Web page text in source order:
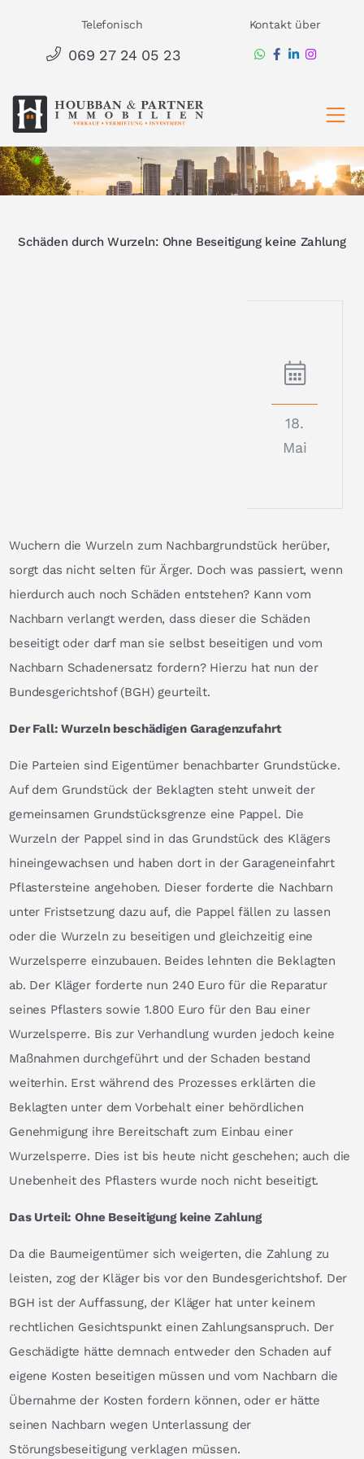
springen
Telefonisch
069 27 24 05 23
Kontakt über
Schäden durch Wurzeln: Ohne Beseitigung keine Zahlung
18.
Mai
Wuchern die Wurzeln zum Nachbargrundstück herüber,
sorgt das nicht selten für Ärger. Doch was passiert, wenn
hierdurch auch noch Schäden entstehen? Kann vom
Nachbarn verlangt werden, dass dieser die Schäden
beseitigt oder darf man sie selbst beseitigen und vom
Nachbarn Schadenersatz fordern? Hierzu hat nun der
Bundesgerichtshof (BGH) geurteilt.
Der Fall: Wurzeln beschädigen Garagenzufahrt
Die Parteien sind Eigentümer benachbarter Grundstücke.
Auf dem Grundstück der Beklagten steht unweit der
gemeinsamen Grundstücksgrenze eine Pappel. Die
Wurzeln der Pappel sind in das Grundstück des Klägers
hineingewachsen und haben dort in der Garageneinfahrt
Pflastersteine angehoben. Dieser forderte die Nachbarn
unter Fristsetzung dazu auf, die Pappel fällen zu lassen
oder die Wurzeln zu beseitigen und gleichzeitig eine
Wurzelsperre einzubauen. Beides lehnten die Beklagten
ab. Der Kläger forderte nun 240 Euro für die Reparatur
seines Pflasters sowie 1.800 Euro für den Bau einer
Wurzelsperre. Bis zur Verhandlung wurden jedoch keine
Maßnahmen durchgeführt und der Schaden bestand
weiterhin. Erst während des Prozesses erklärten die
Beklagten unter dem Vorbehalt einer behördlichen
Genehmigung ihre Bereitschaft zum Einbau einer
Wurzelsperre. Dies ist bis heute nicht geschehen; auch die
Unebenheit des Pflasters wurde noch nicht beseitigt.
Das Urteil: Ohne Beseitigung keine Zahlung
Da die Baumeigentümer sich weigerten, die Zahlung zu
leisten, zog der Kläger bis vor den Bundesgerichtshof. Der
BGH ist der Auffassung, der Kläger hat unter keinem
rechtlichen Gesichtspunkt einen Zahlungsanspruch. Der
Geschädigte hätte demnach entweder den Schaden auf
eigene Kosten beseitigen müssen und vom Nachbarn die
Übernahme der Kosten fordern können, oder er hätte
seinen Nachbarn wegen Unterlassung der
Störungsbeseitigung verklagen müssen.